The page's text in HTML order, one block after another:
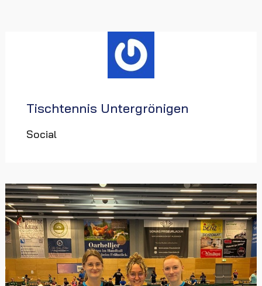
Tischtennis Untergrönigen
Social